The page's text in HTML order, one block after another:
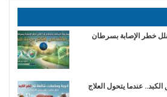
خطر الإصابة بسرطان
عندما يتحول العلاج